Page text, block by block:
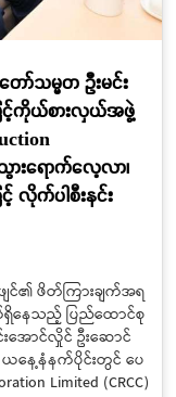
ာ်သမ္မတ ဦးမင်း
င့်ကိုယ်စားလှယ်အဖွဲ့
းရောက်လေ့လာ၊
လိုက်ပါစီးနင်း
င်၏ ဖိတ်ကြားချက်အရ
ရှိနေသည့် ပြည်ထောင်စု
အောင်လှိုင် ဦးဆောင်
ေ့နံနက်ပိုင်းတွင် ပေ
Limited (CRCC)